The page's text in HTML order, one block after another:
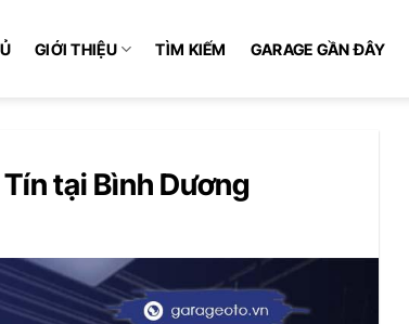
GIỚI THIỆU TÌM KIẾM GARAGE GẦN ĐÂY
tại Bình Dương